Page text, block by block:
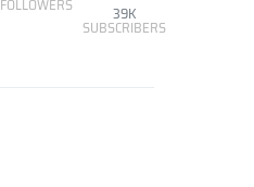
FOLLOWERS 39K
SUBSCRIBERS